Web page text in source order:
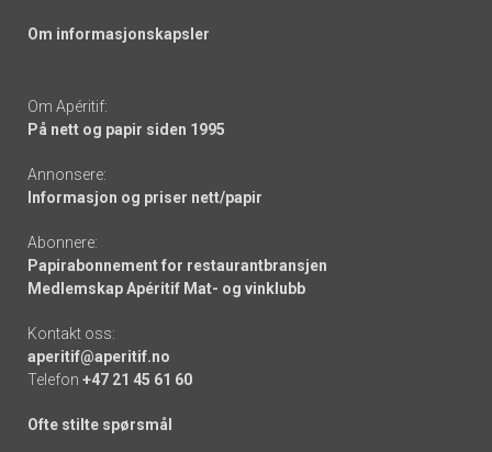
Om informasjonskapsler
Om Apéritif:
På nett og papir siden 1995
Annonsere:
Informasjon og priser nett/papir
Abonnere:
Papirabonnement for restaurantbransjen
Medlemskap Apéritif Mat- og vinklubb
Kontakt oss:
aperitif@aperitif.no
Telefon +47 21 45 61 60
Ofte stilte spørsmål